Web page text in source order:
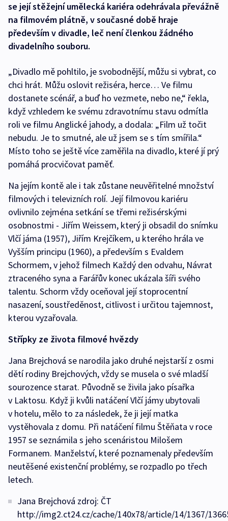
se její stěžejní umělecká kariéra odehrávala převážně
na filmovém plátně, v současné době hraje
především v divadle, leč není členkou žádného
divadelního souboru.
„Divadlo mě pohltilo, je svobodnější, můžu si vybrat, co
chci hrát. Můžu oslovit režiséra, herce… Ve filmu
dostanete scénář, a buď ho vezmete, nebo ne,“ řekla,
když vzhledem ke svému zdravotnímu stavu odmítla
roli ve filmu Anglické jahody, a dodala: „Film už točit
nebudu. Je to smutné, ale už jsem se s tím smířila.“
Místo toho se ještě více zaměřila na divadlo, které jí prý
pomáhá procvičovat paměť.
Na jejím kontě ale i tak zůstane neuvěřitelné množství
filmových i televizních rolí. Její filmovou kariéru
ovlivnilo zejména setkání se třemi režisérskými
osobnostmi - Jiřím Weissem, který ji obsadil do snímku
Vlčí jáma (1957), Jiřím Krejčíkem, u kterého hrála ve
Vyšším principu (1960), a především s Evaldem
Schormem, v jehož filmech Každý den odvahu, Návrat
ztraceného syna a Farářův konec ukázala šíři svého
talentu. Schorm vždy oceňoval její stoprocentní
nasazení, soustředěnost, citlivost i určitou tajemnost,
kterou vyzařovala.
Střípky ze života filmové hvězdy
Jana Brejchová se narodila jako druhé nejstarší z osmi
dětí rodiny Brejchových, vždy se musela o své mladší
sourozence starat. Původně se živila jako písařka
v Laktosu. Když ji kvůli natáčení Vlčí jámy ubytovali
v hotelu, mělo to za následek, že ji její matka
vystěhovala z domu. Při natáčení filmu Štěňata v roce
1957 se seznámila s jeho scenáristou Milošem
Formanem. Manželství, které poznamenaly především
neutěšené existenční problémy, se rozpadlo po třech
letech.
Jana Brejchová zdroj: ČT
http://img2.ct24.cz/cache/140x78/article/14/1367/